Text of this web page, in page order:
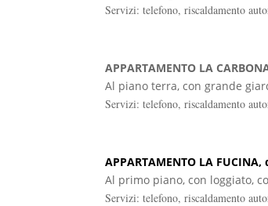
Servizi: telefono, riscaldamento
APPARTAMENTO LA
Al piano terra, con grande
Servizi: telefono, riscaldamento
APPARTAMENTO LA
Al primo piano, con loggiato,
Servizi: telefono, riscaldamento